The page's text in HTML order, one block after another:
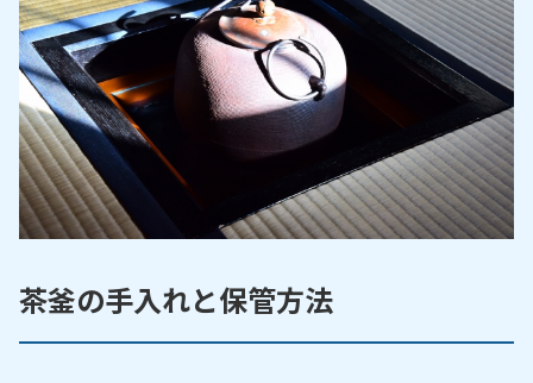
茶釜の手入れと保管方法